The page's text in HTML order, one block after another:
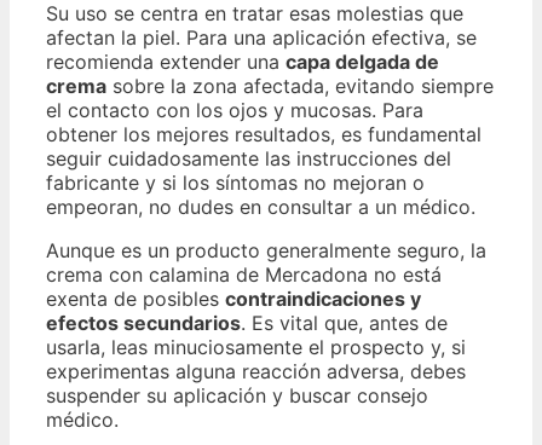
Su uso se centra en tratar esas molestias que
afectan la piel. Para una aplicación efectiva, se
recomienda extender una capa delgada de
crema sobre la zona afectada, evitando siempre
el contacto con los ojos y mucosas. Para
obtener los mejores resultados, es fundamental
seguir cuidadosamente las instrucciones del
fabricante y si los síntomas no mejoran o
empeoran, no dudes en consultar a un médico.
Aunque es un producto generalmente seguro, la
crema con calamina de Mercadona no está
exenta de posibles contraindicaciones y
efectos secundarios. Es vital que, antes de
usarla, leas minuciosamente el prospecto y, si
experimentas alguna reacción adversa, debes
suspender su aplicación y buscar consejo
médico.